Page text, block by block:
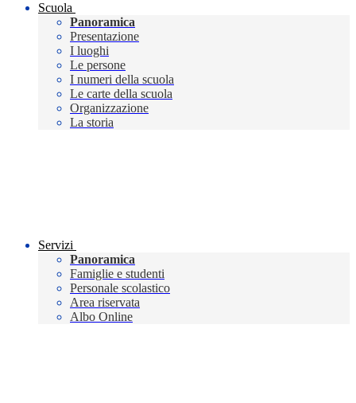
Scuola
Panoramica
Presentazione
I luoghi
Le persone
I numeri della scuola
Le carte della scuola
Organizzazione
La storia
Servizi
Panoramica
Famiglie e studenti
Personale scolastico
Area riservata
Albo Online